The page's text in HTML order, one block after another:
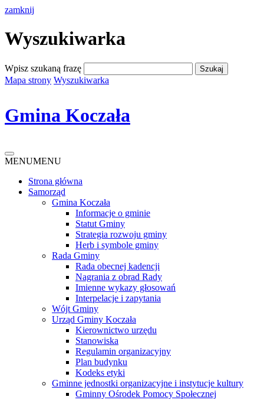
zamknij
Wyszukiwarka
Wpisz szukaną frazę
Mapa strony Wyszukiwarka
Gmina Koczała
MENUMENU
Strona główna
Samorząd
Gmina Koczała
Informacje o gminie
Statut Gminy
Strategia rozwoju gminy
Herb i symbole gminy
Rada Gminy
Rada obecnej kadencji
Nagrania z obrad Rady
Imienne wykazy głosowań
Interpelacje i zapytania
Wójt Gminy
Urząd Gminy Koczała
Kierownictwo urzędu
Stanowiska
Regulamin organizacyjny
Plan budynku
Kodeks etyki
Gminne jednostki organizacyjne i instytucje kultury
Gminny Ośrodek Pomocy Społecznej